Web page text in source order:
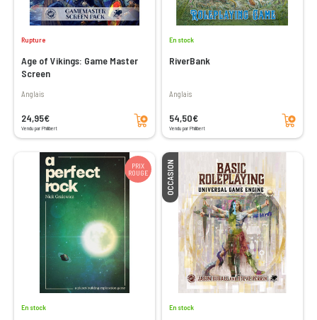
Rupture
Age of Vikings: Game Master
Screen
Anglais
24,95€
Vendu par Philibert
Ajouter au panier
En stock
RiverBank
Anglais
54,50€
Vendu par Philibert
Ajouter au panier
PRIX
ROUGE
En stock
OCCASION
En stock